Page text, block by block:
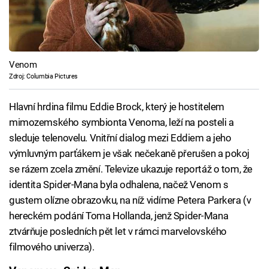
Venom
Zdroj: Columbia Pictures
Hlavní hrdina filmu Eddie Brock, který je hostitelem
mimozemského symbionta Venoma, leží na posteli a
sleduje telenovelu. Vnitřní dialog mezi Eddiem a jeho
výmluvným parťákem je však nečekaně přerušen a pokoj
se rázem zcela změní. Televize ukazuje reportáž o tom, že
identita Spider-Mana byla odhalena, načež Venom s
gustem olízne obrazovku, na níž vidíme Petera Parkera (v
hereckém podání Toma Hollanda, jenž Spider-Mana
ztvárňuje posledních pět let v rámci marvelovského
filmového univerza).